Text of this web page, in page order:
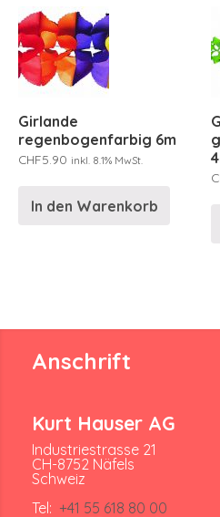
Girlande
regenbogenfarbig 6m
CHF5.90 inkl. 8.1% MwSt.
In den Warenkorb
Anschrift
Kurt Hauser AG
Industriestrasse 21
CH-8752 Näfels
Schweiz
Tel: +41 55 618 80 00